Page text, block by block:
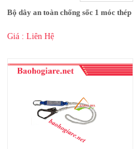
Bộ dây an toàn chống sốc 1 móc thép
Giá : Liên Hệ